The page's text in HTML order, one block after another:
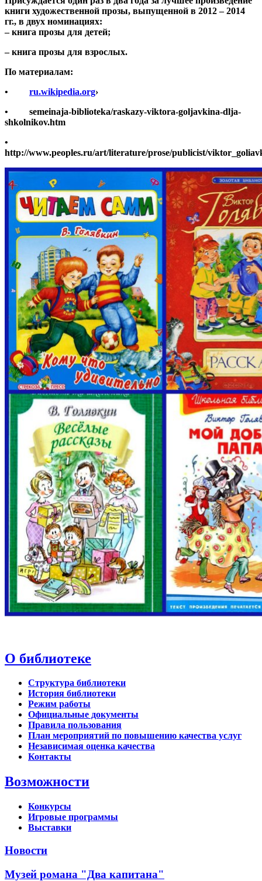
книги художественной прозы, выпущенной в 2012 – 2014
гг., в двух номинациях:
– книга прозы для детей;
– книга прозы для взрослых.
По материалам:
•
ru.wikipedia.org›
•
semeinaja-biblioteka/raskazy-viktora-goljavkina-dlja-
shkolnikov.htm
•
http://www.peoples.ru/art/literature/prose/publicist/
О библиотеке
Структура библиотеки
История библиотеки
Режим работы
Официальные документы
Правила пользования
План мероприятий по повышению качества услуг
Независимая оценка качества
Контакты
Возможности
Конкурсы
Игровые программы
Выставки
Новости
Музей романа "Два капитана"